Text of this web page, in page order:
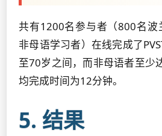
共有1200名参与者（800名波
非母语学习者）在线完成了
至70岁之间，而非母语者至少
均完成时间为12分钟。
5. 结果